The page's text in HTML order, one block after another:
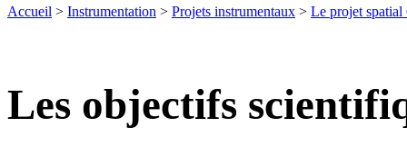
Accueil > Instrumentation > Projets instrumentaux > Le projet
Les objectifs